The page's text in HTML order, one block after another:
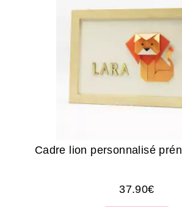
Cadre lion personnalisé
37.90€